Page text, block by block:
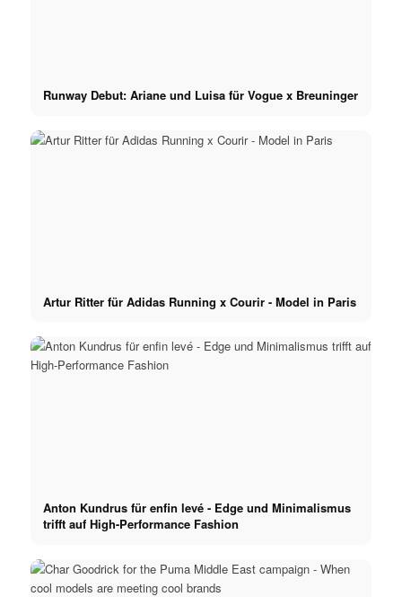
Runway Debut: Ariane und Luisa für Vogue x Breuninger
Artur Ritter für Adidas Running x Courir - Model in Paris
Anton Kundrus für enfin levé - Edge und Minimalismus
trifft auf High-Performance Fashion